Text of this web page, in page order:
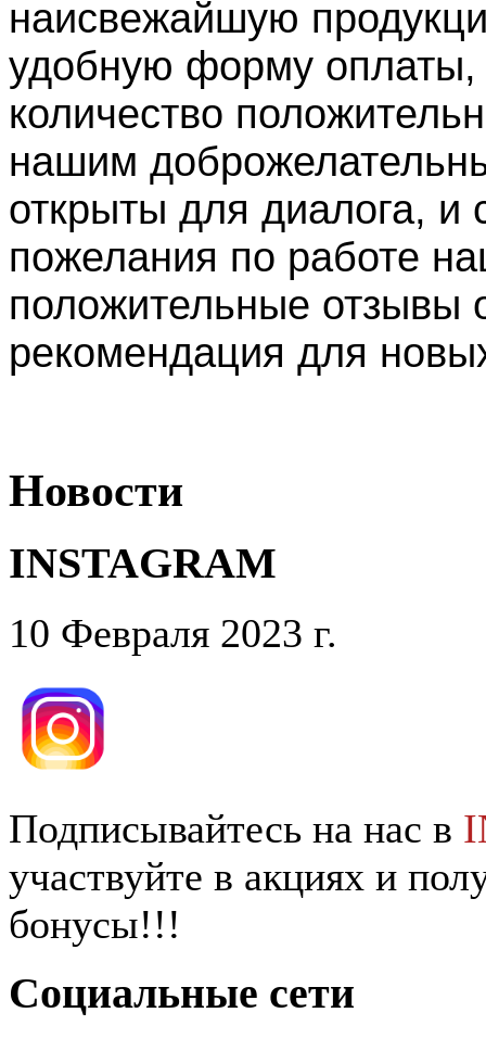
наисвежайшую
удобную форму оплаты,
количество
нашим
открыты для диалога,
пожелания по работе
положительные отзывы
рекомендация для
Новости
INSTAGRAM
10 Февраля 2023 г.
Подписывайтесь на нас в
участвуйте в акциях и
бонусы!!!
Социальные сети